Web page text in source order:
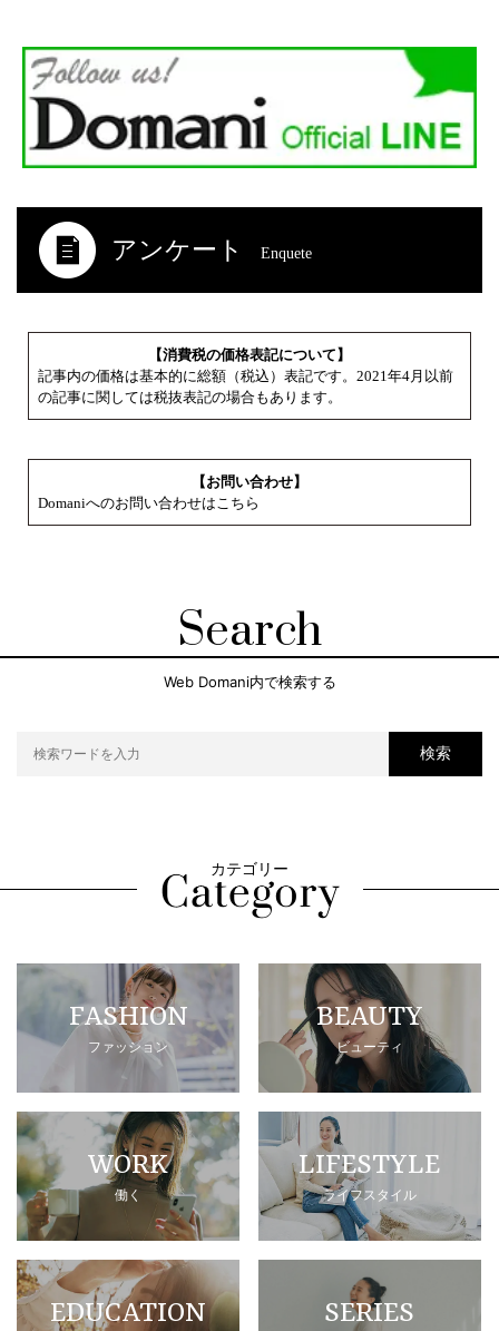
アンケート Enquete
【消費税の価格表記について】
記事内の価格は基本的に総額（税込）表記です。2021年4月以前
の記事に関しては税抜表記の場合もあります。
【お問い合わせ】
Domaniへのお問い合わせはこちら
Search
Web Domani内で検索する
検索
カテゴリー
FASHION
ファッション
BEAUTY
ビューティ
WORK
働く
LIFESTYLE
ライフスタイル
EDUCATION SERIES